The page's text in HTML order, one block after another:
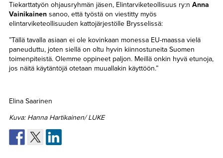
Tiekarttatyön ohjausryhmän jäsen, Elintarviketeollisuus ry:n Anna
Vainikainensanoo, että työstä on viestitty myös
elintarviketeollisuuden kattojärjestölle Brysselissä:
”Tällä tavalla asiaan ei ole kovinkaan monessa EU-maassa vielä
paneuduttu, joten siellä on oltu hyvin kiinnostuneita Suomen
toimenpiteistä. Olemme oppineet paljon. Meillä onkin hyvä etunoja,
jos näitä käytäntöjä otetaan muuallakin käyttöön.”
Elina Saarinen
Kuva: Hanna Hartikainen/ LUKE